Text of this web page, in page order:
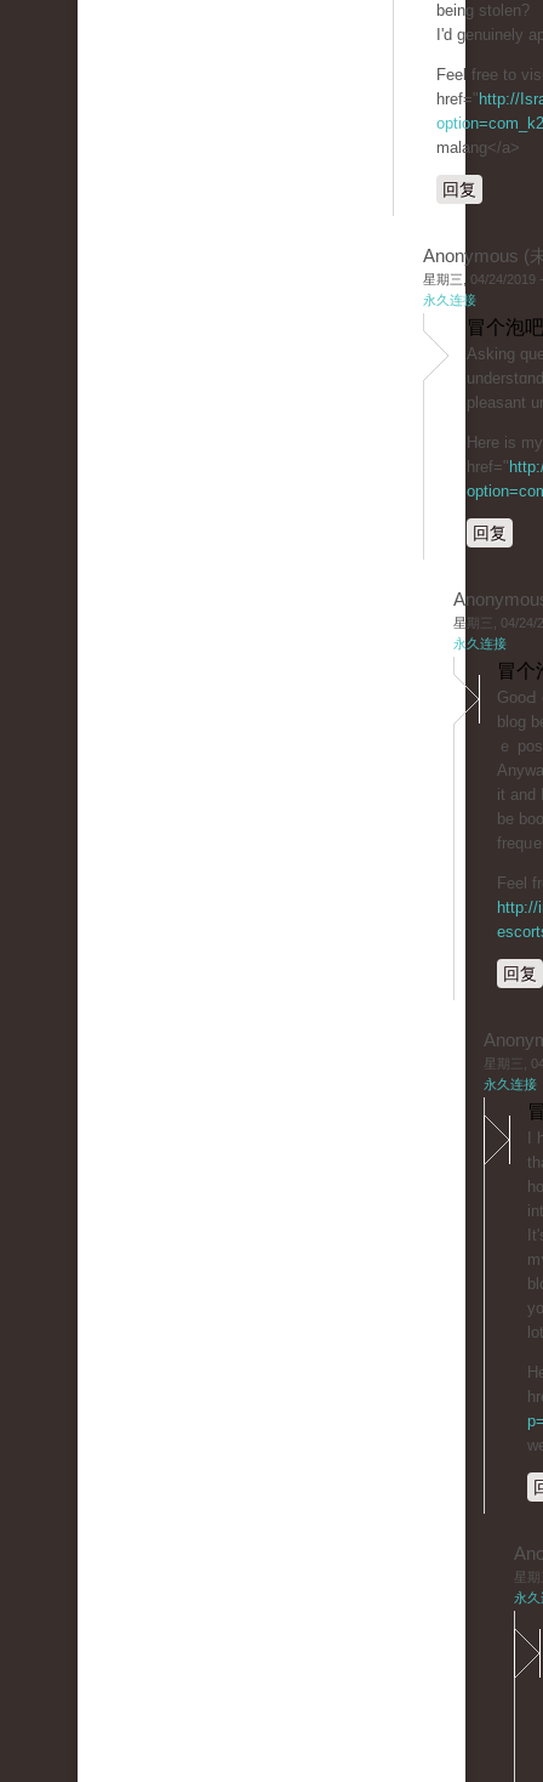
bеing stolen?
I'd genuinely
Feel free to
href=" http://
malang</a>
回复
Anonymous (
星期三, 04/24/2019
永久连接
冒个泡
Aѕking
plеasant
Here is
href="
回复
星期三, 04/24/
永久连接
冒个
GooԀ
blog
ｅ
it and
be
Feel
http://
回复
星期三,
永久连接
星
永久